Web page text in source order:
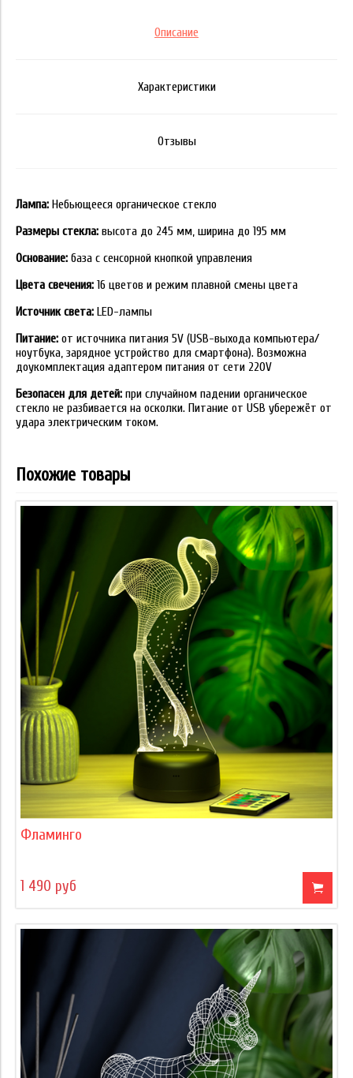
Описание
Характеристики
Отзывы
Лампа: Небьющееся органическое стекло
Размеры стекла: высота до 245 мм, ширина до 195 мм
Основание: база с сенсорной кнопкой управления
Цвета свечения: 16 цветов и режим плавной смены цвета
Источник света: LED-лампы
Питание: от источника питания 5V (USB-выхода компьютера/
ноутбука, зарядное устройство для смартфона). Возможна
доукомплектация адаптером питания от сети 220V
Безопасен для детей: при случайном падении органическое
стекло не разбивается на осколки. Питание от USB убережёт от
удара электрическим током.
Похожие товары
Фламинго
1 490 руб